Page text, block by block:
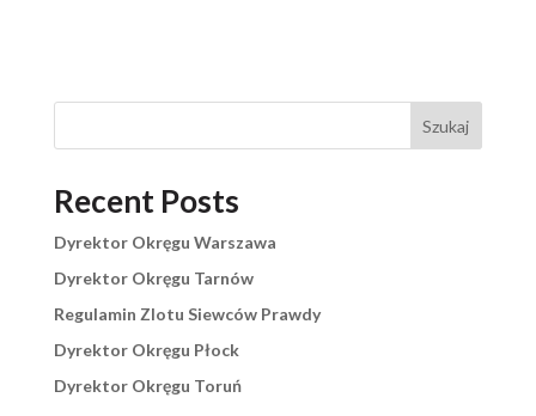
Szukaj
Recent Posts
Dyrektor Okręgu Warszawa
Dyrektor Okręgu Tarnów
Regulamin Zlotu Siewców Prawdy
Dyrektor Okręgu Płock
Dyrektor Okręgu Toruń